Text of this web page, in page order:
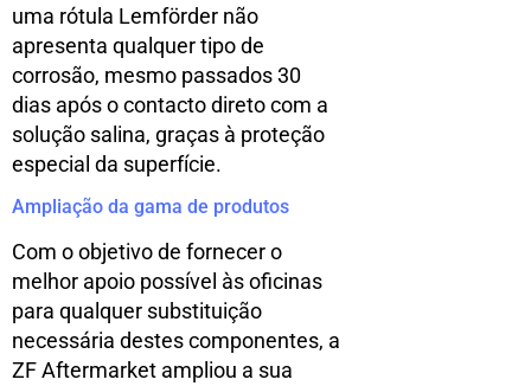
uma rótula Lemförder não
apresenta qualquer tipo de
corrosão, mesmo passados 30
dias após o contacto direto com a
solução salina, graças à proteção
especial da superfície.
Ampliação da gama de produtos
Com o objetivo de fornecer o
melhor apoio possível às oficinas
para qualquer substituição
necessária destes componentes, a
ZF Aftermarket ampliou a sua